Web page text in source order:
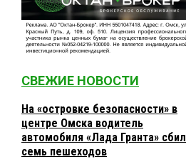
СВЕЖИЕ НОВОСТИ
На «островке безопасности» в
центре Омска водитель
автомобиля «Лада Гранта» сбил
семь пешеходов